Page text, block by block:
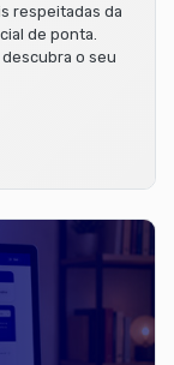
respeitadas da
de ponta.
descubra o seu